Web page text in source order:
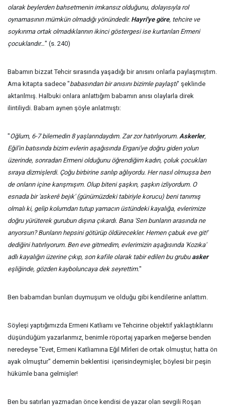
olarak beylerden bahsetmenin imkansız olduğunu, dolayısıyla rol
oynamasının mümkün olmadığı yönündedir. Hayri'ye göre, tehcire ve
soykırıma ortak olmadıklarının ikinci göstergesi ise kurtarılan Ermeni
çocuklarıdır…" (s. 240)
Babamın bizzat Tehcir sırasında yaşadığı bir anısını onlarla paylaşmıştım.
Ama kitapta sadece "babasından bir anısını bizimle paylaştı" şeklinde
aktarılmış. Halbuki onlara anlattığım babamın anısı olaylarla direk
ilintiliydi. Babam aynen şöyle anlatmıştı:
"Oğlum, 6-7 bilemedin 8 yaşlarındaydım. Zar zor hatırlıyorum. Askerler,
Eğil'in batısında bizim evlerin aşağısında Ergani'ye doğru giden yolun
üzerinde, sonradan Ermeni olduğunu öğrendiğim kadın, çoluk çocukları
sıraya dizmişlerdi. Çoğu birbirine sarılıp ağlıyordu. Her nasıl olmuşsa ben
de onların içine karışmışım. Olup biteni şaşkın, şaşkın izliyordum. O
esnada bir 'askerê bejık' (günümüzdeki tabiriyle korucu) beni tanımış
olmalı ki, gelip kolumdan tutup yamacın üstündeki kayalığa, evlerimize
doğru yürüterek gurubun dışına çıkardı. Bana 'Sen bunların arasında ne
arıyorsun? Bunların hepsini götürüp öldürecekler. Hemen çabuk eve git!'
dediğini hatırlıyorum. Ben eve gitmedim, evlerimizin aşağısında 'Kozıka'
adlı kayalığın üzerine çıkıp, son kafile olarak tabir edilen bu grubuasker
eşliğinde, gözden kayboluncaya dek seyrettim."
Ben babamdan bunları duymuşum ve olduğu gibi kendilerine anlattım.
Söyleşi yaptığımızda Ermeni Katliamı ve Tehcirine objektif yaklaştıklarını
düşündüğüm yazarlarımız, benimle röportaj yaparken meğerse benden
neredeyse "Evet, Ermeni Katliamına Eğil Mîrleri de ortak olmuştur, hatta ön
ayak olmuştur" dememin beklentisi içerisindeymişler, böylesi bir peşin
hükümle bana gelmişler!
Ben bu satırları yazmadan önce kendisi de yazar olan sevgili Roşan